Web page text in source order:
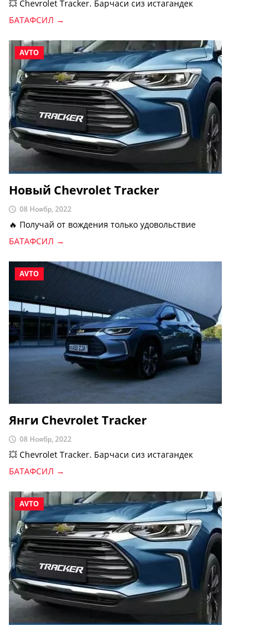
💥 Chevrolet Tracker. Барчаси сиз истагандек
БАТАФСИЛ →
AVTO
Новый Chevrolet Tracker
08 Ноябр, 2022
🔥 Получай от вождения только удовольствие
БАТАФСИЛ →
AVTO
Янги Chevrolet Tracker
08 Ноябр, 2022
💥 Chevrolet Tracker. Барчаси сиз истагандек
БАТАФСИЛ →
AVTO